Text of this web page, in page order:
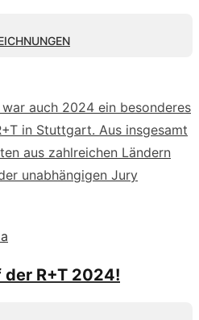
auch 2024 ein besonderes
in Stuttgart. Aus insgesamt
aus zahlreichen Ländern
unabhängigen Jury
der R+T 2024!